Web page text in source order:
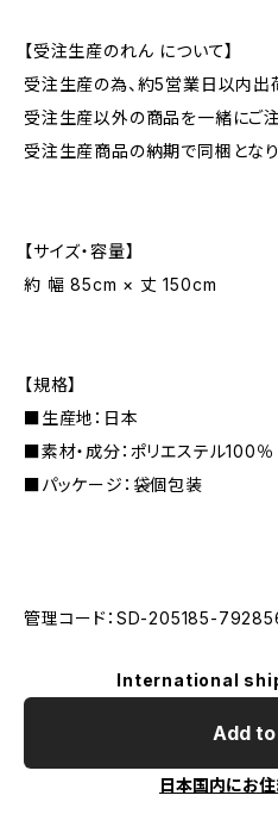
【受注生産のれん について】
受注生産の為、約5営業日以内出
受注生産以外の商品を一緒にご
受注生産商品の納期で同梱となり
【サイズ・容量】
約 幅 85cm × 丈 150cm
【規格】
■生産地：日本
■素材・成分：ポリエステル100％
■パッケージ：袋個包装
管理コード：SD-205185-
International
Add
日本国内にお